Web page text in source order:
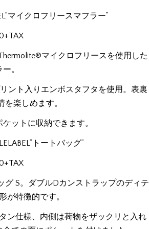
マイクロフリースマフラー”
マイクロフリースを使用した
。
ント入りエンボスタフタを使用。表裏
を楽しめます。
ットに収納できます。
トートバッグ”
S。ダブルDカンストラップのディテ
が特徴的です。
ン仕様、内側は荷物をザックリと入れ